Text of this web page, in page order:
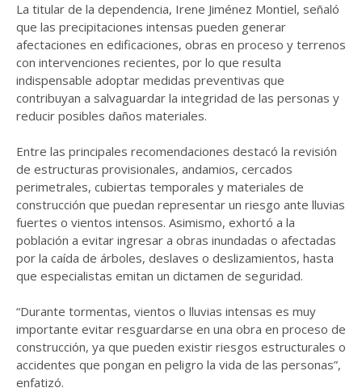
La titular de la dependencia, Irene Jiménez Montiel, señaló
que las precipitaciones intensas pueden generar
afectaciones en edificaciones, obras en proceso y terrenos
con intervenciones recientes, por lo que resulta
indispensable adoptar medidas preventivas que
contribuyan a salvaguardar la integridad de las personas y
reducir posibles daños materiales.
Entre las principales recomendaciones destacó la revisión
de estructuras provisionales, andamios, cercados
perimetrales, cubiertas temporales y materiales de
construcción que puedan representar un riesgo ante lluvias
fuertes o vientos intensos. Asimismo, exhortó a la
población a evitar ingresar a obras inundadas o afectadas
por la caída de árboles, deslaves o deslizamientos, hasta
que especialistas emitan un dictamen de seguridad.
“Durante tormentas, vientos o lluvias intensas es muy
importante evitar resguardarse en una obra en proceso de
construcción, ya que pueden existir riesgos estructurales o
accidentes que pongan en peligro la vida de las personas”,
enfatizó.